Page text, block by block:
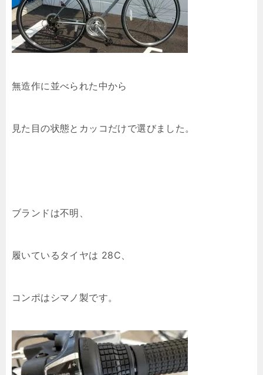
無造作に並べられた中から
見た目の状態とカッコだけで選びました。
ブランドは不明、
履いているタイヤは 28C、
コンポはシマノ製です。